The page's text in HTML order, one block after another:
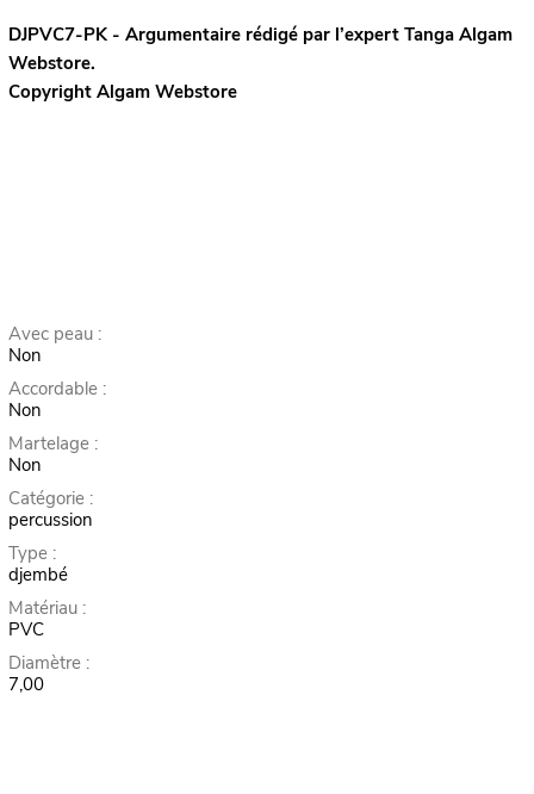
DJPVC7-PK - Argumentaire rédigé par l’expert TangaAlgam
Webstore.
Copyright Algam Webstore
Avec peau :
Non
Accordable :
Non
Martelage :
Non
Catégorie :
percussion
Type :
djembé
Matériau :
PVC
Diamètre :
7,00